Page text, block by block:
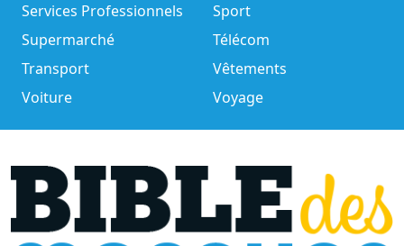
Services Professionnels
Sport
Supermarché
Télécom
Transport
Vêtements
Voiture
Voyage